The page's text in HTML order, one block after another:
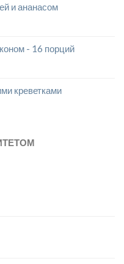
и ананасом
- 16 порций
креветками